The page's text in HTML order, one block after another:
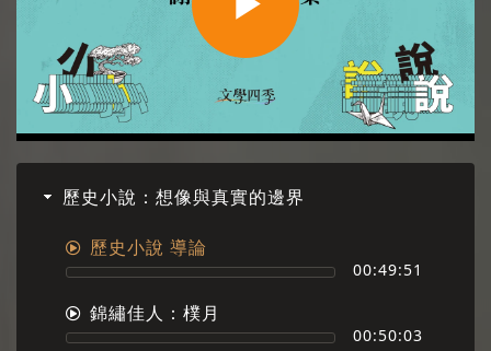
Play
Video
歷史小說：想像與真實的邊界
歷史小說 導論
00:49:51
錦繡佳人：樸月
00:50:03